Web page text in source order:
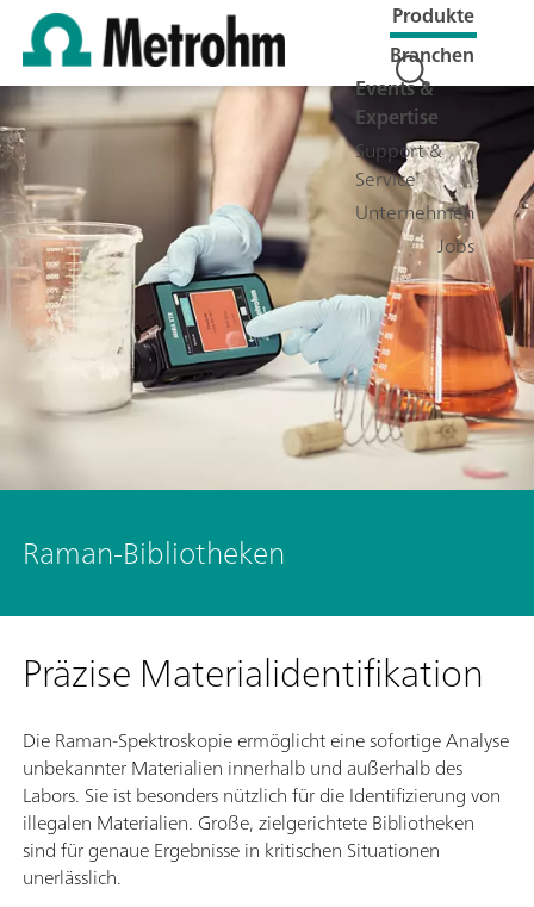
Produkte
Branchen
Events &
Expertise
Support &
Service
Unternehmen
Jobs
Raman-Bibliotheken
Präzise Materialidentifikation
Die Raman-Spektroskopie ermöglicht eine sofortige Analyse
unbekannter Materialien innerhalb und außerhalb des
Labors. Sie ist besonders nützlich für die Identifizierung von
illegalen Materialien. Große, zielgerichtete Bibliotheken
sind für genaue Ergebnisse in kritischen Situationen
unerlässlich.